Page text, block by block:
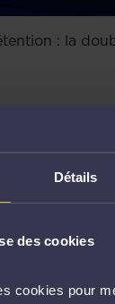
Détails
des cookies
cookies pour
: la